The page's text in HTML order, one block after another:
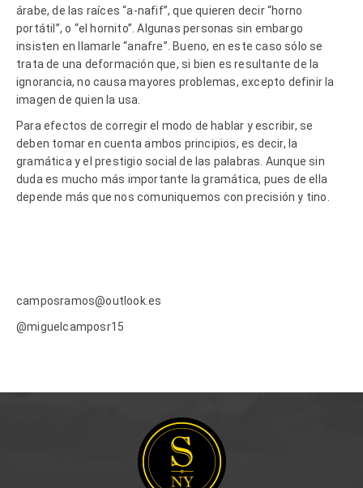
árabe, de las raíces “a-nafif”, que quieren decir “horno
portátil”, o “el hornito”. Algunas personas sin embargo
insisten en llamarle “anafre”. Bueno, en este caso sólo se
trata de una deformación que, si bien es resultante de la
ignorancia, no causa mayores problemas, excepto definir la
imagen de quien la usa.
Para efectos de corregir el modo de hablar y escribir, se
deben tomar en cuenta ambos principios, es decir, la
gramática y el prestigio social de las palabras. Aunque sin
duda es mucho más importante la gramática, pues de ella
depende más que nos comuniquemos con precisión y tino.
camposramos@outlook.es
@miguelcamposr15